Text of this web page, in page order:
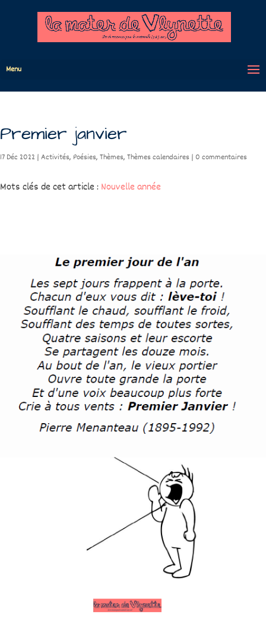
Menu
Premier janvier
17 Déc 2022 | Activités, Poésies, Thèmes, Thèmes calendaires | 0 commentaires
Mots clés de cet article : Nouvelle année